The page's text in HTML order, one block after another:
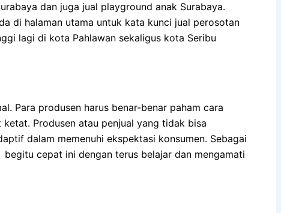
dan juga jual playground anak Surabaya.
di halaman utama untuk kata kunci jual perosotan
lagi di kota Pahlawan sekaligus kota Seribu
Para produsen harus benar-benar paham cara
Produsen atau penjual yang tidak bisa
dalam memenuhi ekspektasi konsumen. Sebagai
cepat ini dengan terus belajar dan mengamati